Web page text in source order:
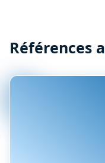
Références